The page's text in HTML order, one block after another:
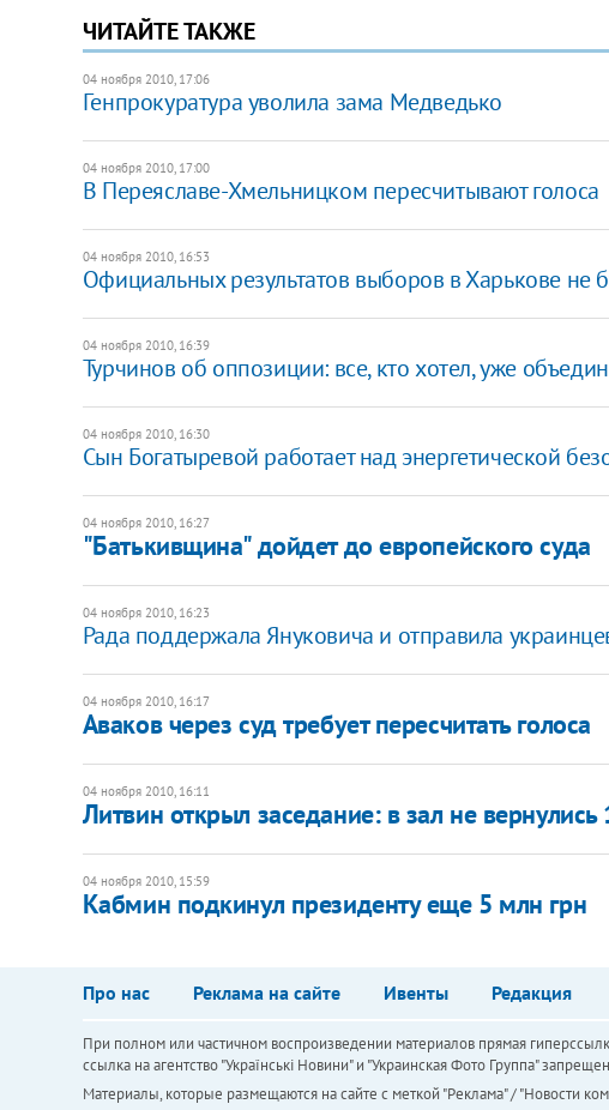
ЧИТАЙТЕ ТАКЖЕ
04 ноября 2010, 17:06
Генпрокуратура уволила зама Медведько
04 ноября 2010, 17:00
В Переяславе-Хмельницком пересчитывают голоса
04 ноября 2010, 16:53
Официальных результатов выборов в Харькове не
04 ноября 2010, 16:39
Турчинов об оппозиции: все, кто хотел, уже
04 ноября 2010, 16:30
Сын Богатыревой работает над энергетической
04 ноября 2010, 16:27
"Батькивщина" дойдет до европейского суда
04 ноября 2010, 16:23
Рада поддержала Януковича и отправила
04 ноября 2010, 16:17
Аваков через суд требует пересчитать голоса
04 ноября 2010, 16:11
Литвин открыл заседание: в зал не
04 ноября 2010, 15:59
Кабмин подкинул президенту еще 5 млн грн
Про нас Реклама на сайте Ивенты Редакция
При полном или частичном воспроизведении материалов прямая
ссылка на агентство "Українськi Новини" и "Украинская Фото Группа"
Материалы, которые размещаются на сайте с меткой "Реклама" / "Новости